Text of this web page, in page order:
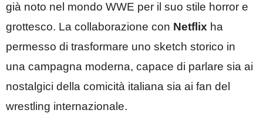
già noto nel mondo WWE per il suo stile horror e
grottesco. La collaborazione con Netflix ha
permesso di trasformare uno sketch storico in
una campagna moderna, capace di parlare sia ai
nostalgici della comicità italiana sia ai fan del
wrestling internazionale.